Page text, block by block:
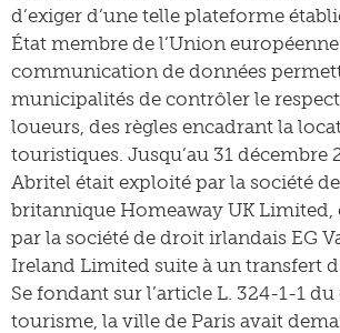
d’exiger d’une telle plateforme
État membre de l’Union
communication de données
municipalités de contrôler le
loueurs, des règles encadrant la
touristiques. Jusqu’au 31 décembre
Abritel était exploité par la société
britannique Homeaway UK Limited,
par la société de droit irlandais EG
Ireland Limited suite à un transfert
Se fondant sur l’article L. 324-1-1
tourisme, la ville de Paris avait